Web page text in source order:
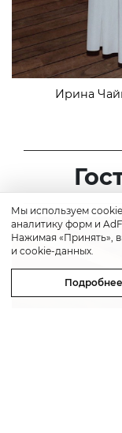
Ирина
Мы используем
аналитику форм и
Нажимая «Принять»,
и cookie-данных.
Подробнее